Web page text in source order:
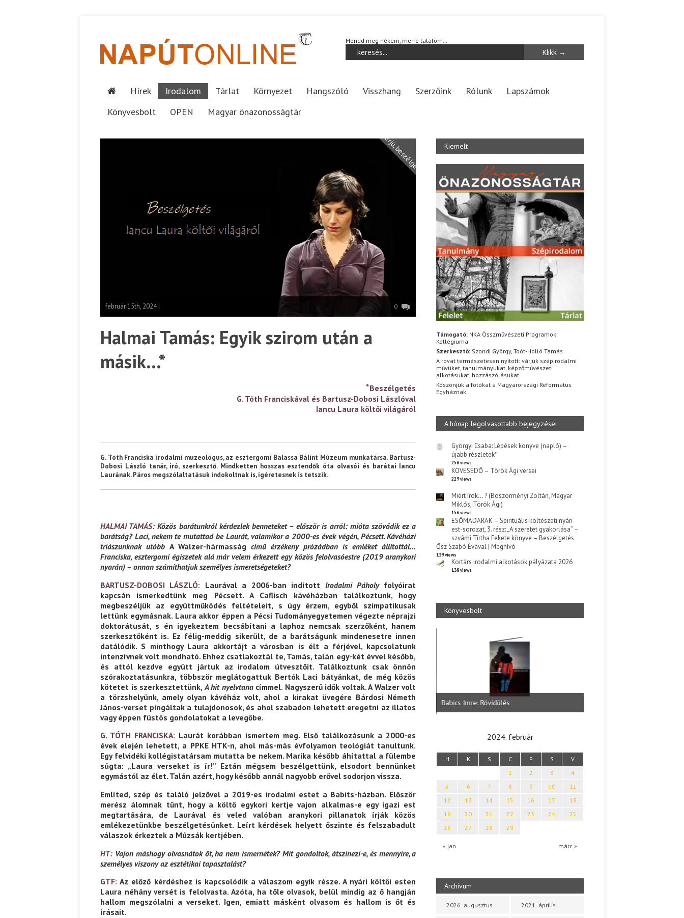
Mondd meg nékem, merre találom…
Hírek Irodalom Tárlat Környezet Hangszóló Visszhang Szerzőink Rólunk
Lapszámok
Könyvesbolt
OPEN Magyar önazonosságtár
Interjú, beszélgetés
február 15th, 2024 | 0
Halmai Tamás: Egyik szirom után a
másik…*
*Beszélgetés
G. Tóth Franciskával és Bartusz-Dobosi Lászlóval
Iancu Laura költői világáról
G. Tóth Franciska irodalmi muzeológus, az esztergomi Balassa Bálint Múzeum munkatársa. Bartusz-
Dobosi László tanár, író, szerkesztő. Mindketten hosszas esztendők óta olvasói és barátai Iancu
Laurának. Páros megszólaltatásuk indokoltnak is, ígéretesnek is tetszik.
HALMAI TAMÁS: Közös barátunkról kérdezlek benneteket – először is arról: mióta szövődik ez a
barátság? Laci, nekem te mutattad be Laurát, valamikor a 2000-es évek végén, Pécsett. Kávéházi
triászunknak utóbbA Walzer-hármasság című érzékeny prózádban is emléket állítottál…
Franciska, esztergomi égiszetek alá már velem érkezett egy közös felolvasóestre (2019 aranykori
nyarán) – onnan számíthatjuk személyes ismeretségeteket?
BARTUSZ-DOBOSI LÁSZLÓ: Laurával a 2006-ban indított Irodalmi Páholy folyóirat
kapcsán ismerkedtünk meg Pécsett. A Caflisch kávéházban találkoztunk, hogy
megbeszéljük az együttműködés feltételeit, s úgy érzem, egyből szimpatikusak
lettünk egymásnak. Laura akkor éppen a Pécsi Tudományegyetemen végezte néprajzi
doktorátusát, s én igyekeztem becsábítani a laphoz nemcsak szerzőként, hanem
szerkesztőként is. Ez félig-meddig sikerült, de a barátságunk mindenesetre innen
datálódik. S minthogy Laura akkortájt a városban is élt a férjével, kapcsolatunk
intenzívnek volt mondható. Ehhez csatlakoztál te, Tamás, talán egy-két évvel később,
és attól kezdve együtt jártuk az irodalom útvesztőit. Találkoztunk csak önnön
szórakoztatásunkra, többször meglátogattuk Bertók Laci bátyánkat, de még közös
kötetet is szerkesztettünk, A hit nyelvtana címmel. Nagyszerű idők voltak. A Walzer volt
a törzshelyünk, amely olyan kávéház volt, ahol a kirakat üvegére Bárdosi Németh
János-verset pingáltak a tulajdonosok, és ahol szabadon lehetett eregetni az illatos
vagy éppen füstös gondolatokat a levegőbe.
G. TÓTH FRANCISKA: Laurát korábban ismertem meg. Első találkozásunk a 2000-es
évek elején lehetett, a PPKE HTK-n, ahol más-más évfolyamon teológiát tanultunk.
Egy felvidéki kollégistatársam mutatta be nekem. Marika később áhítattal a fülembe
súgta: „Laura verseket is ír!” Eztán mégsem beszélgettünk, elsodort bennünket
egymástól az élet. Talán azért, hogy később annál nagyobb erővel sodorjon vissza.
Említed, szép és találó jelzővel a 2019-es irodalmi estet a Babits-házban. Először
merész álomnak tűnt, hogy a költő egykori kertje vajon alkalmas-e egy igazi est
megtartására, de Laurával és veled valóban aranykori pillanatok írják közös
emlékezetünkbe beszélgetésünket. Leírt kérdések helyett őszinte és felszabadult
válaszok érkeztek a Múzsák kertjében.
HT: Vajon máshogy olvasnátok őt, ha nem ismernétek? Mit gondoltok, átszínezi-e, és mennyire, a
személyes viszony az esztétikai tapasztalást?
GTF: Az előző kérdéshez is kapcsolódik a válaszom egyik része. A nyári költői esten
Laura néhány versét is felolvasta. Azóta, ha tőle olvasok, belül mindig az ő hangján
hallom megszólalni a verseket. Igen, emiatt másként olvasom és hallom is őt és
írásait.
Kiemelt
Támogató: NKA Összművészeti Programok
Kollégiuma
Szerkesztő: Szondi György, Toót-Holló Tamás
A rovat természetesen nyitott: várjuk szépirodalmi
művüket, tanulmányukat, képzőművészeti
alkotásukat, hozzászólásukat.
Köszönjük a fotókat a Magyarországi Református
Egyháznak
A hónap legolvasottabb bejegyzései
Györgyi Csaba: Lépések könyve (napló) –
újabb részletek*
256 views
KÖVESEDŐ – Török Ági versei
229 views
Miért írok… ? (Böszörményi Zoltán, Magyar
Miklós, Török Ági)
156 views
ESŐMADARAK – Spirituális költészeti nyári
est-sorozat, 3. rész: „A szeretet gyakorlása” –
szvámí Tírtha Fekete könyve – Beszélgetés
Ősz Szabó Évával | Meghívó
139 views
Kortárs irodalmi alkotások pályázata 2026
138 views
Könyvesbolt
Tamás: Megválaszolt érintés. Leveles
Lakatos Fleisz Katalin: Vasárnap délután
Sárszegen
Vitéz Ferenc: Tudnak-e egymásról a versek?
(55 lecke az irodalom „értelméről”, a lélek
idejéről és a gondolat erejéről)
Babics Imre: Rövidülés
2024. február
H K S C P S V
« jan márc »
1 2 3
4
5
6 7 8 9 10
11
12
13 14 15 16 17
18
19
20 21 22 23 24
25
26
27 28 29
Archívum
2026. augusztus 2021. április